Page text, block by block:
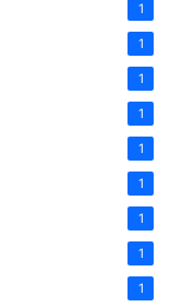
1
1
1
1
1
1
1
1
1